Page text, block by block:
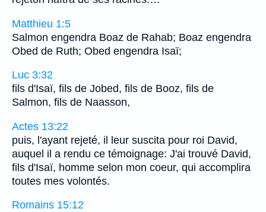
Matthieu 1:5
Salmon engendra Boaz de Rahab; Boaz engendra
Obed de Ruth; Obed engendra Isaï;
Luc 3:32
fils d'Isaï, fils de Jobed, fils de Booz, fils de
Salmon, fils de Naasson,
Actes 13:22
puis, l'ayant rejeté, il leur suscita pour roi David,
auquel il a rendu ce témoignage: J'ai trouvé David,
fils d'Isaï, homme selon mon coeur, qui accomplira
toutes mes volontés.
Romains 15:12